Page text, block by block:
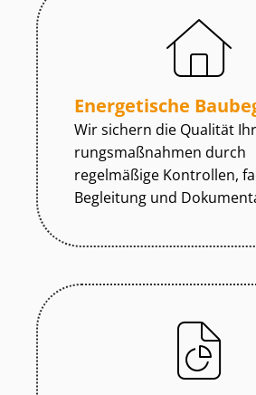
Energetische
Wir sichern die Qualität
rungs­maß­nah­men durch
regelmäßige Kontrollen,
Begleitung und